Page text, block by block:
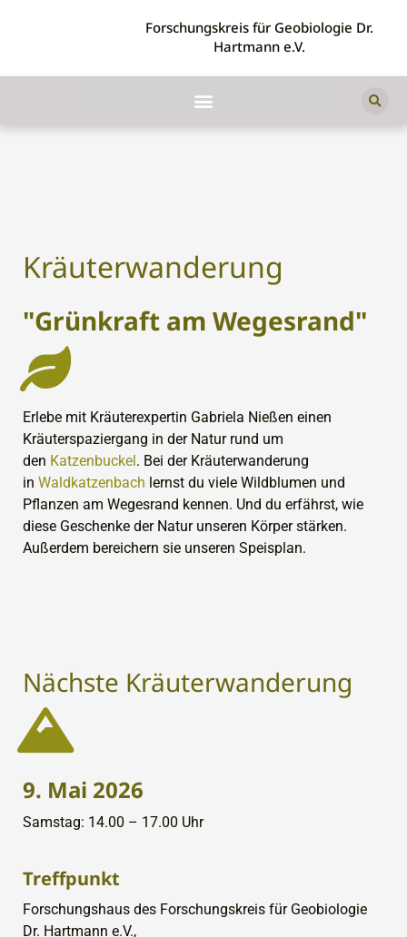
Forschungskreis für Geobiologie Dr.
Hartmann e.V.
"Natursnacks"
Kräuterwanderung
"Grünkraft am Wegesrand"
Erlebe mit Kräuterexpertin Gabriela Nießen einen
Kräuterspaziergang in der Natur rund um
den Katzenbuckel. Bei der Kräuterwanderung
in Waldkatzenbach lernst du viele Wildblumen und
Pflanzen am Wegesrand kennen. Und du erfährst, wie
diese Geschenke der Natur unseren Körper stärken.
Außerdem bereichern sie unseren Speisplan.
Nächste Kräuterwanderung
9. Mai 2026
Samstag: 14.00 – 17.00 Uhr
Treffpunkt
Forschungshaus des Forschungskreis für Geobiologie
Dr. Hartmann e.V.,